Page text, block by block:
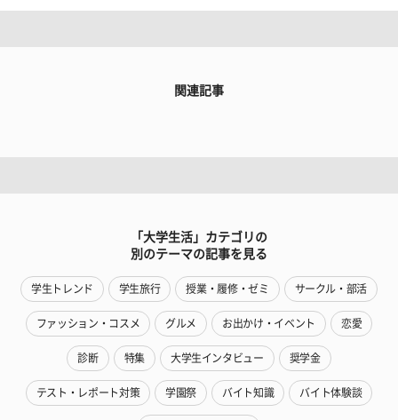
関連記事
「大学生活」カテゴリの
別のテーマの記事を見る
学生トレンド 学生旅行 授業・履修・ゼミ サークル・部活
ファッション・コスメ グルメ お出かけ・イベント 恋愛
診断 特集 大学生インタビュー 奨学金
テスト・レポート対策 学園祭 バイト知識 バイト体験談